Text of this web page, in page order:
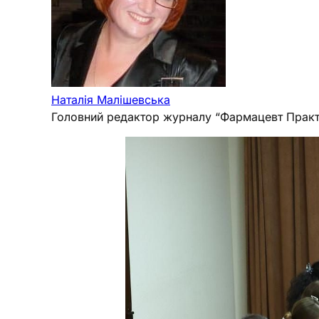
Наталія Малішевська
Головний редактор журналу “Фармацевт